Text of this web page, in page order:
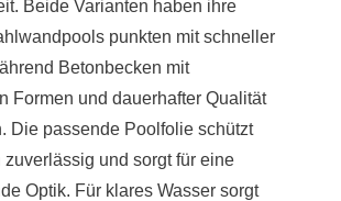
Beide Varianten haben ihre
punkten mit schneller
Betonbecken mit
Formen und dauerhafter Qualität
Die passende Poolfolie schützt
zuverlässig und sorgt für eine
Optik. Für klares Wasser sorgt